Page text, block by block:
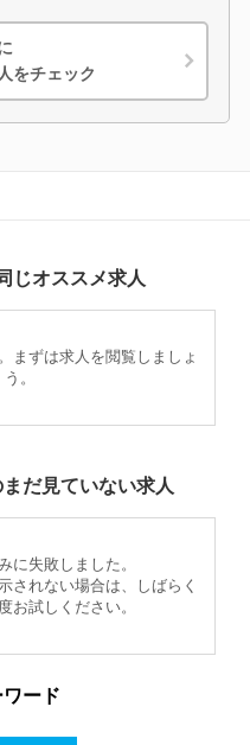
をチェック
じオススメ求人
まずは求人を閲覧しましょ
う。
だ見ていない求人
に失敗しました。
されない場合は、しばらく
お試しください。
ード